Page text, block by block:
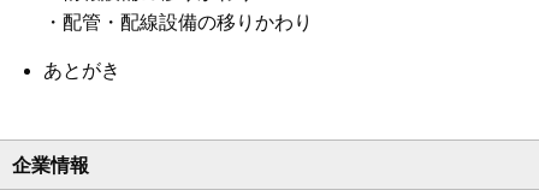
・配管・配線設備の移りかわり
あとがき
企業情報